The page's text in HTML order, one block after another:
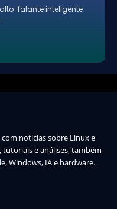
falante inteligente
notícias sobre Linux e
e análises, também
Windows, IA e hardware.